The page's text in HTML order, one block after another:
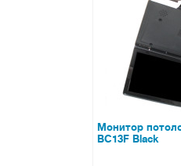
0 отзывов
Монитор
BC13F Black